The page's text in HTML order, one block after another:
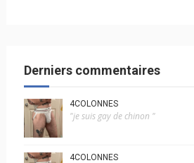
Derniers commentaires
4COLONNES
"je suis gay de chinon "
4COLONNES